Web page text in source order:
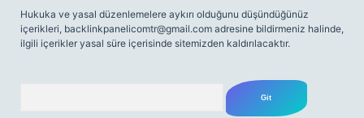
Hukuka ve yasal düzenlemelere aykırı olduğunu düşündüğünüz
içerikleri, backlinkpanelicomtr@gmail.com adresine bildirmeniz halinde,
ilgili içerikler yasal süre içerisinde sitemizden kaldırılacaktır.